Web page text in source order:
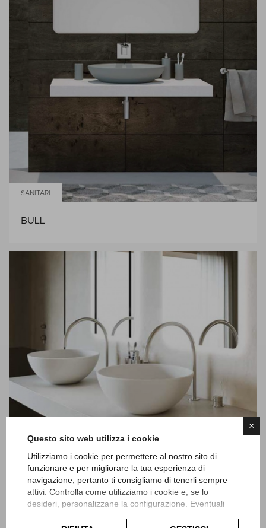
×
Questo sito web utilizza i cookie
Utilizziamo i cookie per permettere al nostro sito di
funzionare e per migliorare la tua esperienza di
navigazione, pertanto ti consigliamo di tenerli sempre
attivi. Controlla come utilizziamo i cookie e, se lo
desideri, personalizzane la configurazione. Eventuali
SANITARI
BULL